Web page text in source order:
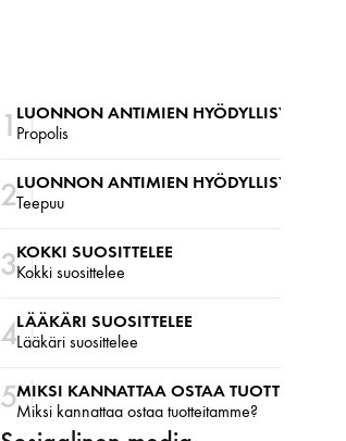
1LUONNON ANTIMIEN HYÖDYLLISYYDESTÄ
Propolis
2LUONNON ANTIMIEN HYÖDYLLISYYDESTÄ
Teepuu
3KOKKI SUOSITTELEE
Kokki suosittelee
4LÄÄKÄRI SUOSITTELEE
Lääkäri suosittelee
5MIKSI KANNATTAA OSTAA
Miksi kannattaa ostaa tuotteitamme?